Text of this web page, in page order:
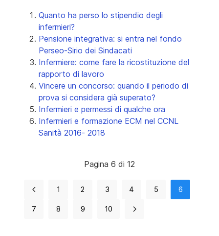
Quanto ha perso lo stipendio degli
infermieri?
Pensione integrativa: si entra nel fondo
Perseo-Sirio dei Sindacati
Infermiere: come fare la ricostituzione del
rapporto di lavoro
Vincere un concorso: quando il periodo di
prova si considera già superato?
Infermieri e permessi di qualche ora
Infermieri e formazione ECM nel CCNL
Sanità 2016- 2018
Pagina 6 di 12
1 2 3 4 5 6
7 8 9 10